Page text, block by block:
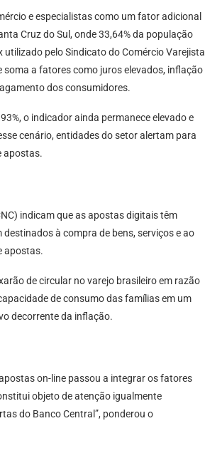
e especialistas como um fator adicional
Cruz do Sul, onde 33,64% da população
pelo Sindicato do Comércio Varejista
soma a fatores como juros elevados, inflação
dos consumidores.
o indicador ainda permanece elevado e
cenário, entidades do setor alertam para
apostas.
indicam que as apostas digitais têm
à compra de bens, serviços e ao
apostas.
de circular no varejo brasileiro em razão
de consumo das famílias em um
decorrente da inflação.
on-line passou a integrar os fatores
objeto de atenção igualmente
do Banco Central”, ponderou o